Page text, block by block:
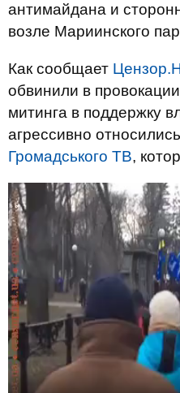
антимайдана и
возле Мариинского
Как сообщает
обвинили в
митинга в поддержку
агрессивно
Громадського ТВ,